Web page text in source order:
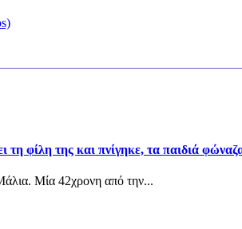
φίλη της και πνίγηκε, τα παιδιά
Μία 42χρονη από την...